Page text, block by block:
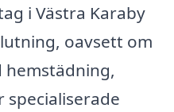
i Västra Karaby
oavsett om
hemstädning,